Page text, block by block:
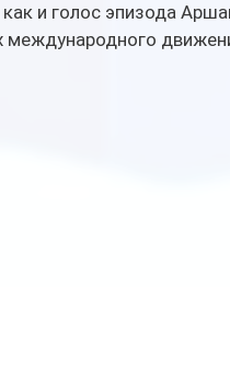
как и голос эпизода
международного